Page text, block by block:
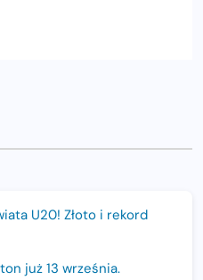
U20! Złoto i rekord
już 13 września.